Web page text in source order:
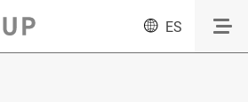
ES